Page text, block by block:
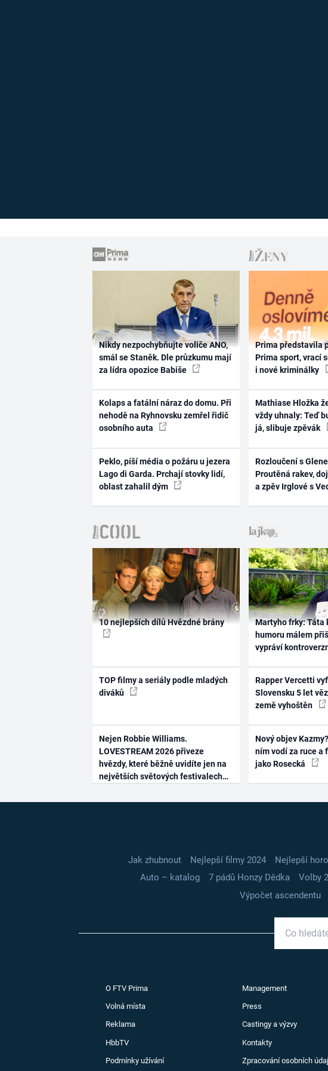
Nikdy nezpochybňujte voliče ANO,
smál se Staněk. Dle průzkumu mají
za lídra opozice Babiše
Kolaps a fatální náraz do domu. Při
nehodě na Ryhnovsku zemřel řidič
osobního auta
Peklo, píší média o požáru u jezera
Lago di Garda. Prchají stovky lidí,
oblast zahalil dým
Prima představila
Prima sport, vrací
i nové kriminálky
Mathiase Hložka
vždy uhnaly: Teď
já, slibuje zpěvák
Rozloučení s
Proutěná rakev,
a zpěv Irglové s
10 nejlepších dílů Hvězdné brány
TOP filmy a seriály podle mladých
diváků
Nejen Robbie Williams.
LOVESTREAM 2026 přiveze
hvězdy, které běžně uvidíte jen na
největších světových festivalech
Martyho frky: Táta
humoru málem
vypráví
Rapper Vercetti
Slovensku 5 let
země vyhoštěn
Nový objev
ním vodí za ruce a
jako Rosecká
Jak zhubnout Nejlepší filmy 2024 Nejlepší
Auto – katalog
7 pádů Honzy Dědka Volby
Výpočet ascendentu
O FTV Prima Management
Volná místa Press
Reklama Castingy a výzvy
HbbTV Kontakty
Podmínky užívání Zpracování osobních